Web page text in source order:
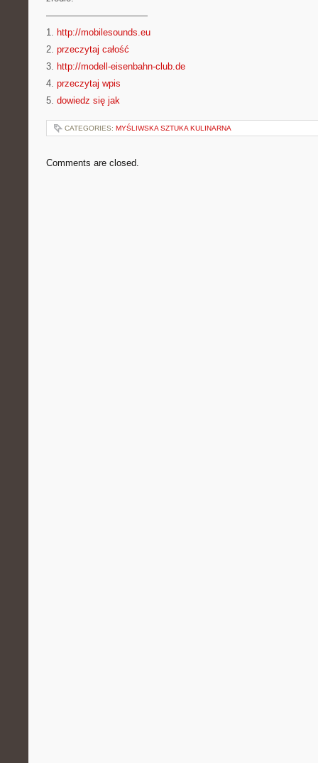
———————————
1. http://mobilesounds.eu
2. przeczytaj całość
3. http://modell-eisenbahn-club.de
4. przeczytaj wpis
5. dowiedz się jak
CATEGORIES: MYŚLIWSKA SZTUKA KULINARNA
Comments are closed.